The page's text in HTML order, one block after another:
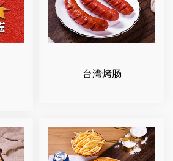
台湾烤肠